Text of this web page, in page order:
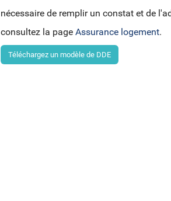
nécessaire de remplir un constat et de
consultez la page Assurance logement.
Téléchargez un modèle de DDE